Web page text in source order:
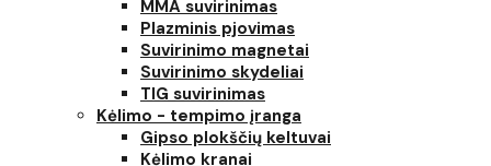
MMA suvirinimas
Plazminis pjovimas
Suvirinimo magnetai
Suvirinimo skydeliai
TIG suvirinimas
Kėlimo - tempimo įranga
Gipso plokščių keltuvai
Kėlimo kranai